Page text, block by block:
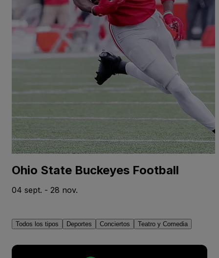
Ohio State Buckeyes Football
04 sept. - 28 nov.
Todos los tipos Deportes Conciertos Teatro y Comedia